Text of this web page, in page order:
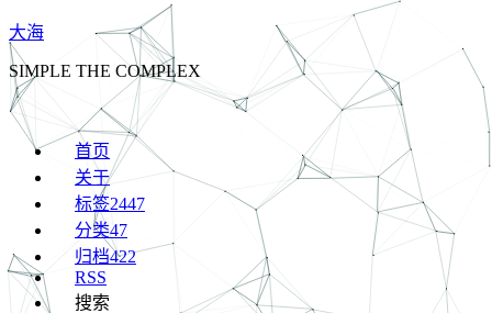
大海
SIMPLE THE COMPLEX
首页
关于
标签2447
分类47
归档422
RSS
搜索